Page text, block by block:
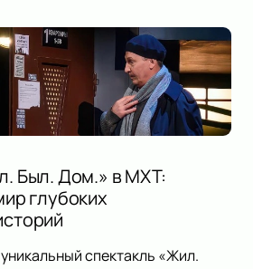
Был. Дом.» в МХТ:
глубоких
спектакль «Жил.